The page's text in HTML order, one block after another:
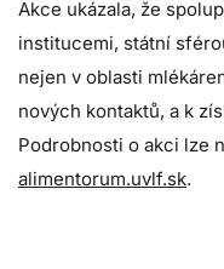
Akce ukázala, že
institucemi, státní
nejen v oblasti
nových kontaktů, a k
Podrobnosti o akci lze
alimentorum.uvlf.sk.